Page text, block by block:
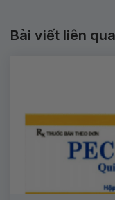
Bài viết liên